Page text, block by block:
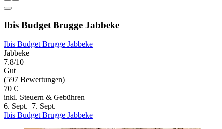
Ibis Budget Brugge Jabbeke
Ibis Budget Brugge Jabbeke
Jabbeke
7,8/10
Gut
(597 Bewertungen)
70 €
inkl. Steuern & Gebühren
6. Sept.–7. Sept.
Ibis Budget Brugge Jabbeke